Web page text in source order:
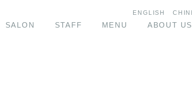
ENGLISH
SALON STAFF MENU ABOUT US